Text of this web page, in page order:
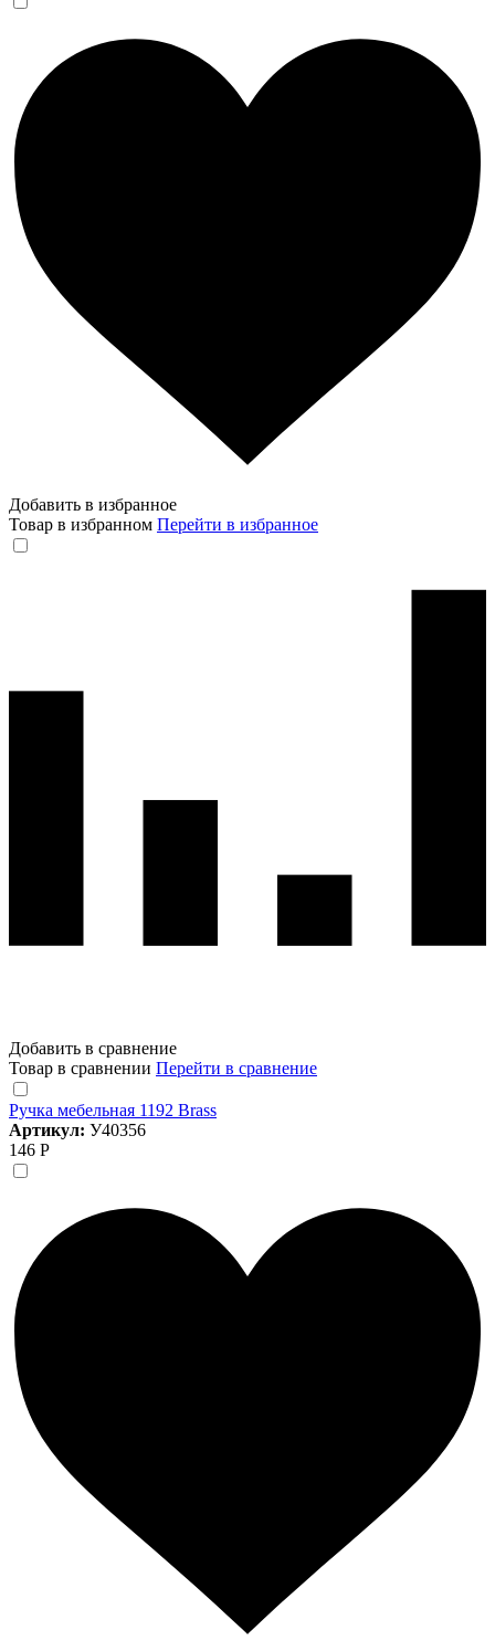
Добавить в избранное
Товар в избранном Перейти в избранное
Добавить в сравнение
Товар в сравнении Перейти в сравнение
Ручка мебельная 1192 Brass
Артикул: У40356
146 Р